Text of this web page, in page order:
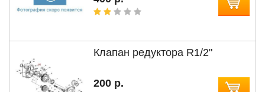
Клапан редуктора R1/2"
200 р.